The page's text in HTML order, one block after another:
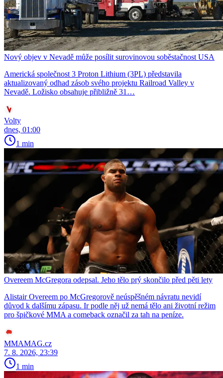
Nový objev v Nevadě může posílit surovinovou soběstačnost USA
Americká společnost 3 Proton Lithium (3PL) představila
aktualizovaný odhad zásob svého projektu Railroad Valley v
Nevadě. Ložisko obsahuje přibližně 31…
Volty
dnes, 01:00
1 min
Overeem McGregora odepsal. Jeho tělo prý skončilo před pěti lety
Alistair Overeem po McGregorově neúspěšném návratu nevidí
důvod k dalšímu zápasu. Ir podle něj už nemá tělo ani životní režim
pro špičkové MMA a comeback označil za tah na peníze.
MMAMAG.cz
7. 8. 2026, 23:39
1 min